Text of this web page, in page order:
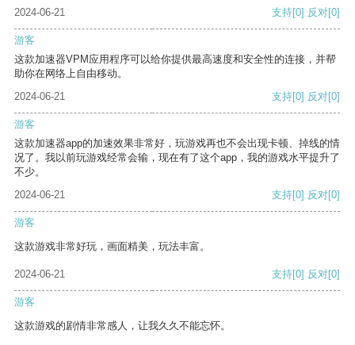
2024-06-21 支持[0] 反对[0]
游客
这款加速器VPM应用程序可以给你提供最高速度和安全性的连接，并帮
助你在网络上自由移动。
2024-06-21
支持[0] 反对[0]
游客
这款加速器app的加速效果非常好，玩游戏再也不会出现卡顿、掉线的情
况了。我以前玩游戏经常会输，现在有了这个app，我的游戏水平提升了
不少。
2024-06-21
支持[0] 反对[0]
游客
这款游戏非常好玩，画面精美，玩法丰富。
2024-06-21 支持[0] 反对[0]
游客
这款游戏的剧情非常感人，让我久久不能忘怀。